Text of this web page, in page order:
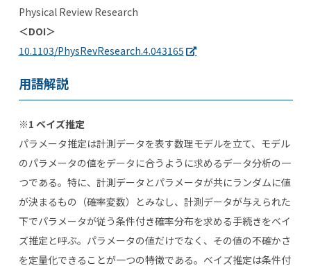
Physical Review Research
＜DOI＞
10.1103/PhysRevResearch.4.043165
用語解説
※1 ベイズ推定
パラメータ推定は計測データを表す数理モデルを立て、モデル
のパラメータの値をデータに合うように求めるデータ分析の一
つである。特に、計測データとパラメータが共にランダムに値
が決まるもの（確率変数）とみなし、計測データが与えられた
下でパラメータが従う条件付き確率分布を求める手続きをベイ
ズ推定と呼ぶ。パラメータの値だけでなく、その値の不確かさ
を定量化できることが一つの特徴である。ベイズ推定は条件付